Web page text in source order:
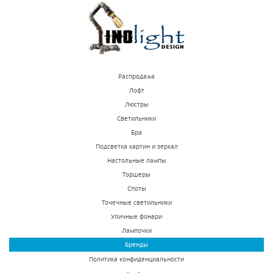
В наличии 3294 шт.
Распродажа
Лофт
Люстры
Светильники
Бра
Подсветка картин и зеркал
Настольные лампы
Торшеры
Споты
Точечные светильники
Уличные фонари
Лампочки
Бренды
Политика конфиденциальности